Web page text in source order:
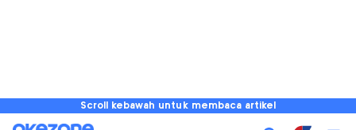
Scroll kebawah untuk membaca artikel